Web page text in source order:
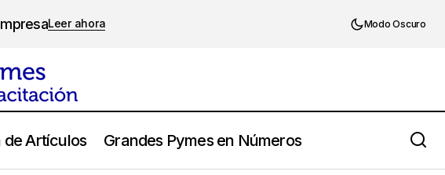
Leer ahora Modo Oscuro
de Artículos Grandes Pymes en Números